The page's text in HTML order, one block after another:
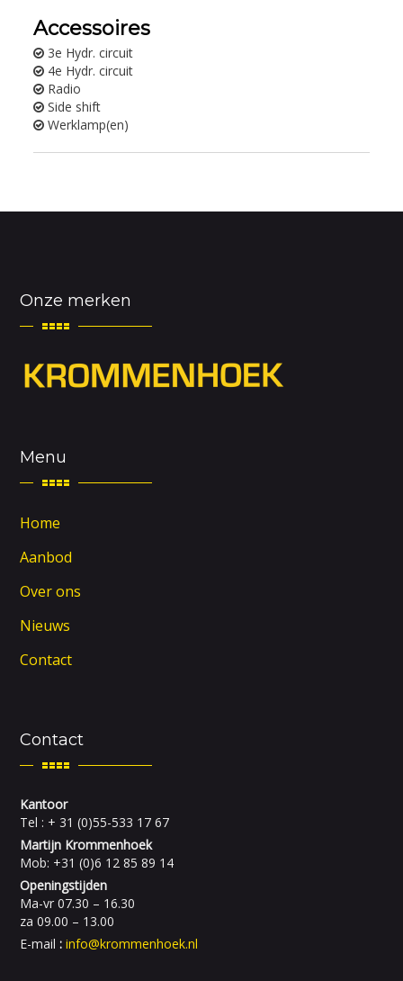
Accessoires
3e Hydr. circuit
4e Hydr. circuit
Radio
Side shift
Werklamp(en)
Onze merken
Menu
Home
Aanbod
Over ons
Nieuws
Contact
Contact
Kantoor
Tel : + 31 (0)55-533 17 67
Martijn Krommenhoek
Mob: +31 (0)6 12 85 89 14
Openingstijden
Ma-vr 07.30 – 16.30
za 09.00 – 13.00
E-mail :info@krommenhoek.nl